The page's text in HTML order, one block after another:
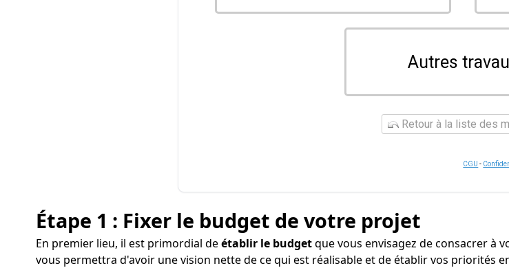
Autres
Retour à la liste des
CGU -
Étape 1 : Fixer le budget de votre projet
En premier lieu, il est primordial deétablir le budgetque vous envisagez de consacrer à
vous permettra d'avoir une vision nette de ce qui est réalisable et de établir vos priorités